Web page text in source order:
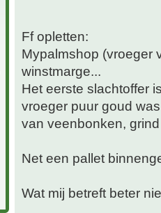
Ff opletten:
Mypalmshop (vroeger
winstmarge...
Het eerste slachtoffer
vroeger puur goud
van veenbonken,
Net een pallet
Wat mij betreft beter